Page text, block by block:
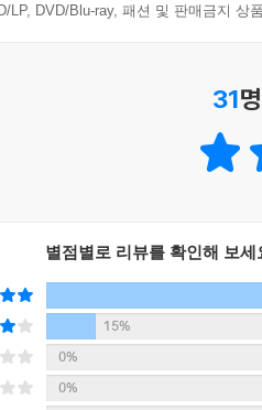
켄》에 등장하는, 100년에 한
해온 야생화의 기록, 소설 그리고
시작으로 야생화를 직접 찾아
다. 이처럼 열정적인 야생화 공
정치에 ‘꽃’을 넣는 방식으로, 부
에 대한 남다른 관심은 일반인은
저기 피어난 샐비어, 담을 기어
고생 등 학생들과 젊은 세대들이
국어교과교육연구회 회장(서울
LP, DVD/Blu-ray, 패션 및 판매금지 상
31
별점별로 리뷰를 확인해 보세
15%
0%
0%